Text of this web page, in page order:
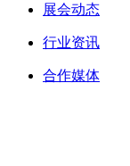
展会动态
行业资讯
合作媒体